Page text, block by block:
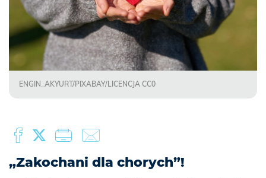
ENGIN_AKYURT/PIXABAY/LICENCJA CC0
„Zakochani dla chorych”!